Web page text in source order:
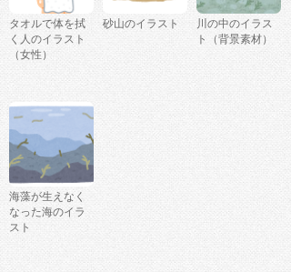
タオルで体を拭
く人のイラスト
（女性）
砂山のイラスト
川の中のイラス
ト（背景素材）
海藻が生えなく
なった海のイラ
スト